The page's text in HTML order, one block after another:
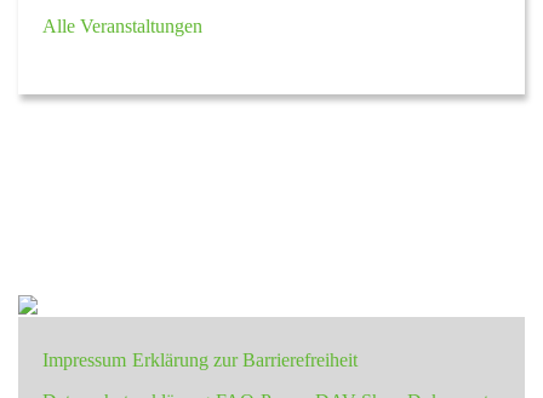
Alle Veranstaltungen
Impressum Erklärung zur Barrierefreiheit